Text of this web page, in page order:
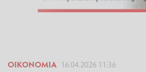
ΟΙΚΟΝΟΜΊΑ 16.04.2026 11:36